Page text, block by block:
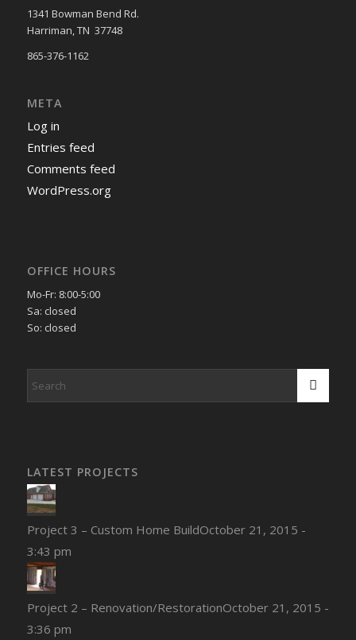
1341 Bowman Bend Rd.
Harriman, TN 37748
865-376-1162
META
Log in
Entries feed
Comments feed
WordPress.org
OFFICE HOURS
Mo-Fr: 8:00-5:00
Sa: closed
So: closed
LATEST PROJECTS
Project 3 – Custom Home BuildOctober 21, 2015 -
3:43 pm
Project 2 – Renovation/RestorationOctober 21, 2015 -
3:36 pm